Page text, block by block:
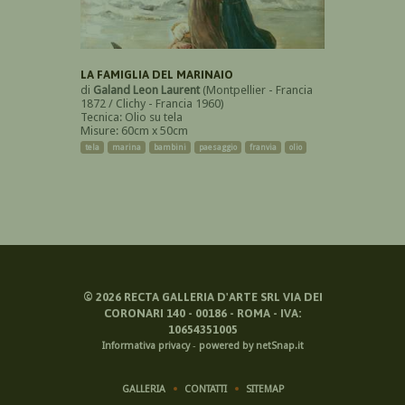
LA FAMIGLIA DEL MARINAIO
di Galand Leon Laurent (Montpellier - Francia
1872 / Clichy - Francia 1960)
Tecnica: Olio su tela
Misure: 60cm x 50cm
tela marina bambini paesaggio franvia olio
© 2026RECTA GALLERIA D'ARTE SRL VIA DEI
CORONARI 140 - 00186 - ROMA - IVA:
10654351005
Informativa privacy- powered by netSnap.it
GALLERIA CONTATTI SITEMAP